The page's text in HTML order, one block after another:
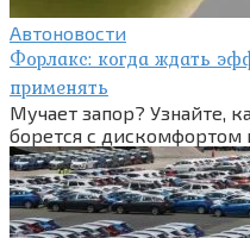
Автоновости
Форлакс: когда ждать
применять
Мучает запор? Узнайте,
борется с дискомфортом